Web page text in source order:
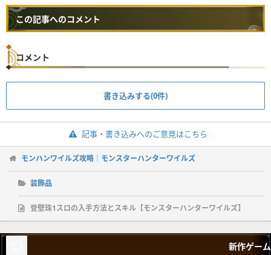
この記事へのコメント
コメント
書き込みする(0件)
記事・書き込みへのご意見はこちら
モンハンワイルズ攻略｜モンスターハンターワイルズ
装飾品
登壁珠1スロの入手方法とスキル【モンスターハンターワイルズ】
新作ゲーム